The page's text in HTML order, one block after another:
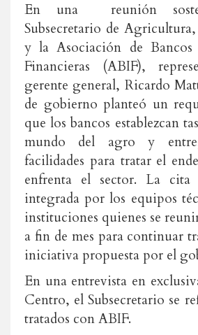
En una reunión
Subsecretario de
y la Asociación de Bancos
Financieras (ABIF),
gerente general, Ricardo
de gobierno planteó un
que los bancos establezcan
mundo del agro y
facilidades para tratar el
enfrenta el sector. La cita
integrada por los equipos
instituciones quienes se
a fin de mes para continuar
iniciativa propuesta por el
En una entrevista en
Centro, el Subsecretario se
tratados con ABIF.